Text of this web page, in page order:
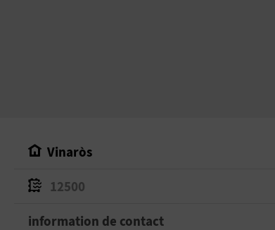
Vinaròs
12500
information de contact